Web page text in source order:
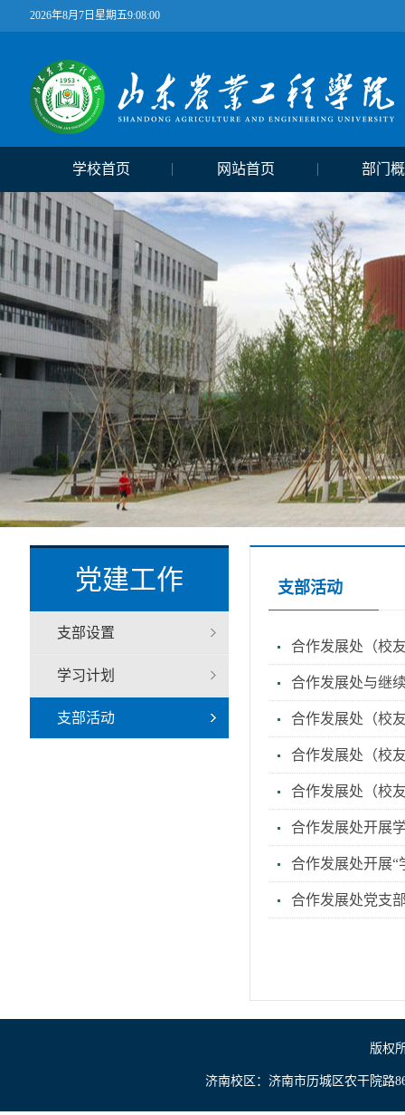
2026年8月7日星期五9:08:00
学校首页 网站首页 部门
党建工作
支部设置
学习计划
支部活动
支部活动
合作发展处（校
合作发展处与继
合作发展处（校
合作发展处（校
合作发展处（校
合作发展处开展
合作发展处开展“
合作发展处党支
版权
济南校区：济南市历城区农干院路